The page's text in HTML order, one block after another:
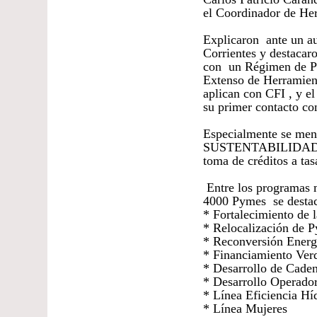
el Coordinador de
Explicaron ante un
Corrientes y
con un Régimen de
Extenso de
aplican con CFI , y el
su primer contacto
Especialmente se
toma de créditos a
Entre los programas
4000 Pymes se
* Fortalecimiento de
* Relocalización de
* Reconversión
* Financiamiento
* Desarrollo de
* Desarrollo
* Línea Eficiencia
* Línea Mujeres